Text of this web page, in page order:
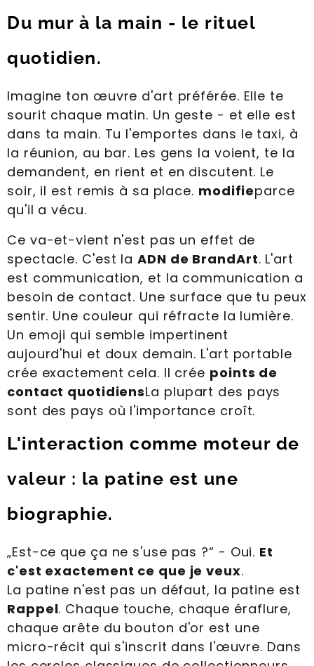
Du mur à la main - le rituel
quotidien.
Imagine ton œuvre d'art préférée. Elle te
sourit chaque matin. Un geste - et elle est
dans ta main. Tu l'emportes dans le taxi, à
la réunion, au bar. Les gens la voient, te la
demandent, en rient et en discutent. Le
soir, il est remis à sa place. modifieparce
qu'il a vécu.
Ce va-et-vient n'est pas un effet de
spectacle. C'est la ADN de BrandArt. L'art
est communication, et la communication a
besoin de contact. Une surface que tu peux
sentir. Une couleur qui réfracte la lumière.
Un emoji qui semble impertinent
aujourd'hui et doux demain. L'art portable
crée exactement cela. Il crée points de
contact quotidiensLa plupart des pays
sont des pays où l'importance croît.
L'interaction comme moteur de
valeur : la patine est une
biographie.
„Est-ce que ça ne s'use pas ?“ - Oui. Et
c'est exactement ce que je veux.
La patine n'est pas un défaut, la patine est
Rappel. Chaque touche, chaque éraflure,
chaque arête du bouton d'or est une
micro-récit qui s'inscrit dans l'œuvre. Dans